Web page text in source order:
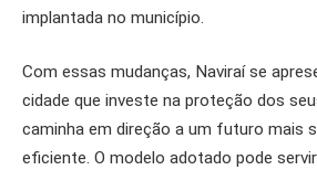
implantada no município.
Com essas mudanças, Naviraí se
cidade que investe na proteção dos
caminha em direção a um futuro mais
eficiente. O modelo adotado pode